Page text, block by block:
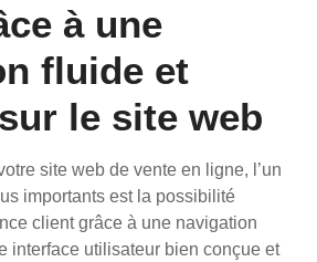
à une
fluide et
le site web
site web de vente en ligne, l’un
importants est la possibilité
client grâce à une navigation
interface utilisateur bien conçue et